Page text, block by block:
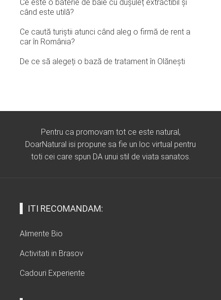
Ce este o baterie de baie cu dușuleț extractibil și
când este utilă?
Ce caută turiștii atunci când aleg o firmă de rent a
car în România?
De ce să alegeți o bază de tratament în Olănești
Pentru ca promovam tot ce este natural,
DoarNatural isi propune sa fie un loc virtual pentru
toti cei care spun DA unui stil de viata sanatos.
ITI RECOMANDAM:
Alimente Bio
Activitati in Brasov
Cadouri Experiente